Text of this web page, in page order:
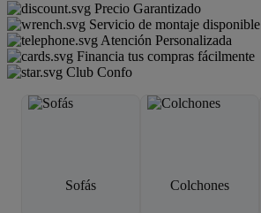
Precio Garantizado
Servicio de montaje disponible
Atención Personalizada
Financia tus compras fácilmente
Club Confo
Sofás Colchones